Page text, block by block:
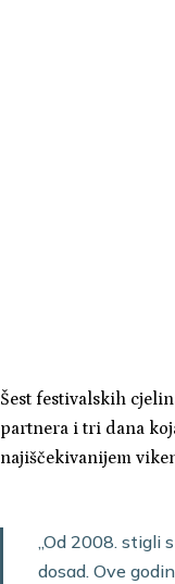
Šest festivalskih
partnera i tri dana
najiščekivanijem
„Od 2008. stigli
dosad. Ove